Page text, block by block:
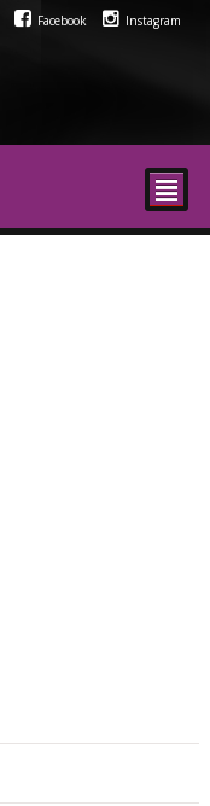
Facebook Instagram
²